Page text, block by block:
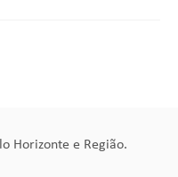
Horizonte e Região.